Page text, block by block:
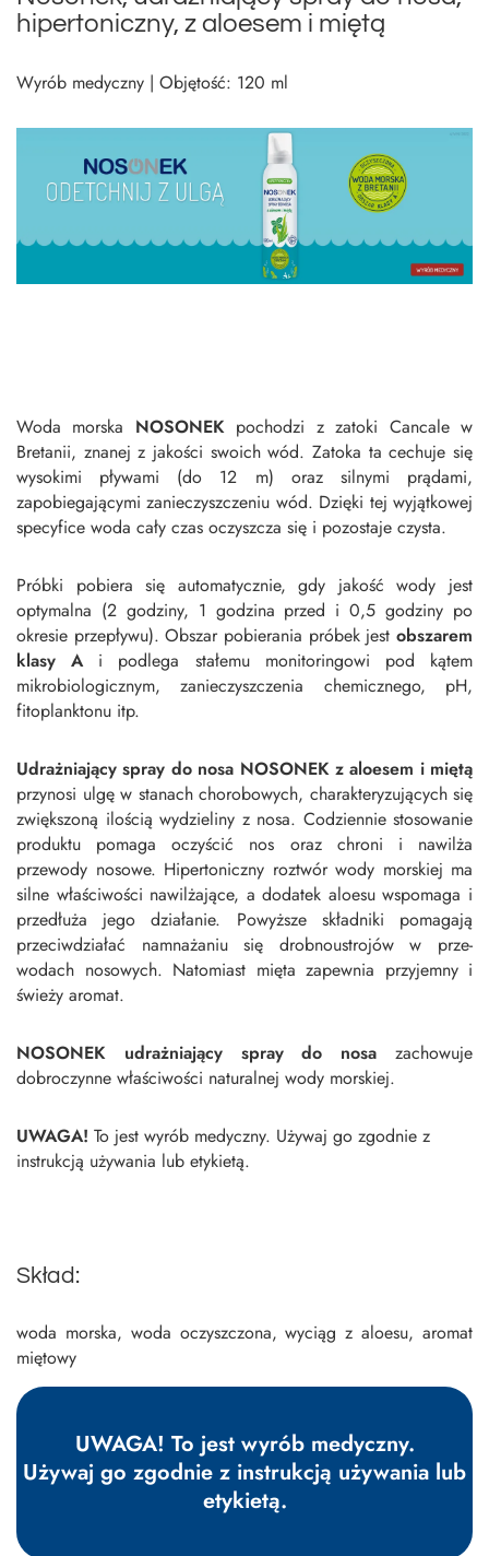
hipertoniczny, z aloesem i miętą
Wyrób medyczny | Objętość: 120 ml
Woda morska NOSONEKpochodzi z zatoki Cancale w
Bretanii, znanej z jakości swoich wód. Zatoka ta cechuje się
wysokimi pływami (do 12 m) oraz silnymi prądami,
zapobiegającymi zanieczyszczeniu wód. Dzięki tej wyjątkowej
specyfice woda cały czas oczyszcza się i pozostaje czysta.
Próbki pobiera się automatycznie, gdy jakość wody jest
optymalna (2 godziny, 1 godzina przed i 0,5 godziny po
okresie przepływu). Obszar pobierania próbek jest obszarem
klasy Ai podlega stałemu monitoringowi pod kątem
mikrobiologicznym, zanieczyszczenia chemicznego, pH,
fitoplanktonu itp.
Udrażniający spray do nosa NOSONEK z aloesem i miętą
przynosi ulgę w stanach choro­bowych, charakteryzujących się
zwiększoną ilością wydzieliny z nosa. Codziennie stosowanie
produktu pomaga oczyścić nos oraz chroni i nawilża
przewody nosowe. Hipertoniczny roztwór wody morskiej ma
silne właściwości nawilżające, a dodatek aloesu wspomaga i
przedłuża jego działanie. Powyższe składniki pomagają
przeciwdziałać namnażaniu się drobnoustrojów w prze­
wodach nosowych. Natomiast mięta zapewnia przyjemny i
świeży aromat.
NOSONEK udrażniający spray do nosa zachowuje
dobroczynne właściwości naturalnej wody morskiej.
UWAGA! To jest wyrób medyczny. Używaj go zgodnie z
instrukcją używania lub etykietą.
Skład:
woda morska, woda oczyszczona, wyciąg z aloesu, aromat
mię­towy
UWAGA! To jest wyrób medyczny.
Używaj go zgodnie z instrukcją używania lub
etykietą.